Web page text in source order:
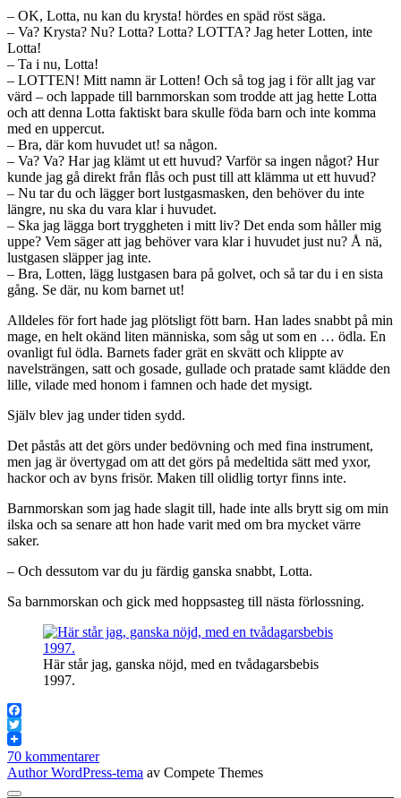
– OK, Lotta, nu kan du krysta! hördes en späd röst säga.
– Va? Krysta? Nu? Lotta? Lotta? LOTTA? Jag heter Lotten, inte
Lotta!
– Ta i nu, Lotta!
– LOTTEN! Mitt namn är Lotten! Och så tog jag i för allt jag var
värd – och lappade till barnmorskan som trodde att jag hette Lotta
och att denna Lotta faktiskt bara skulle föda barn och inte komma
med en uppercut.
– Bra, där kom huvudet ut! sa någon.
– Va? Va? Har jag klämt ut ett huvud? Varför sa ingen något? Hur
kunde jag gå direkt från flås och pust till att klämma ut ett huvud?
– Nu tar du och lägger bort lustgasmasken, den behöver du inte
längre, nu ska du vara klar i huvudet.
– Ska jag lägga bort tryggheten i mitt liv? Det enda som håller mig
uppe? Vem säger att jag behöver vara klar i huvudet just nu? Å nä,
lustgasen släpper jag inte.
– Bra, Lotten, lägg lustgasen bara på golvet, och så tar du i en sista
gång. Se där, nu kom barnet ut!
Alldeles för fort hade jag plötsligt fött barn. Han lades snabbt på min
mage, en helt okänd liten människa, som såg ut som en … ödla. En
ovanligt ful ödla. Barnets fader grät en skvätt och klippte av
navelsträngen, satt och gosade, gullade och pratade samt klädde den
lille, vilade med honom i famnen och hade det mysigt.
Själv blev jag under tiden sydd.
Det påstås att det görs under bedövning och med fina instrument,
men jag är övertygad om att det görs på medeltida sätt med yxor,
hackor och av byns frisör. Maken till olidlig tortyr finns inte.
Barnmorskan som jag hade slagit till, hade inte alls brytt sig om min
ilska och sa senare att hon hade varit med om bra mycket värre
saker.
– Och dessutom var du ju färdig ganska snabbt, Lotta.
Sa barnmorskan och gick med hoppsasteg till nästa förlossning.
Här står jag, ganska nöjd, med en tvådagarsbebis
1997.
Facebook
Twitter
70 kommentarer
Author WordPress-tema av Compete Themes